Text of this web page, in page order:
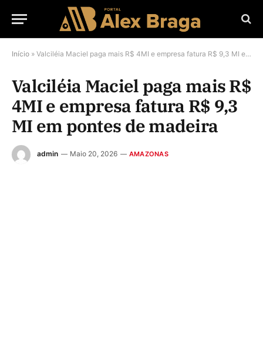
Início » Valciléia Maciel paga mais R$ 4MI e empresa fatura R$ 9,3 MI em pontes de madeira
Valciléia Maciel paga mais R$
4MI e empresa fatura R$ 9,3
MI em pontes de madeira
admin Maio 20, 2026 AMAZONAS